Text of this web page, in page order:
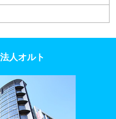
人オルト